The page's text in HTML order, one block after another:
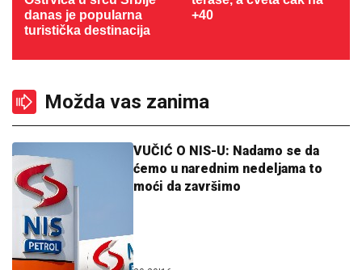
danas je popularna
turistička destinacija
+40
Možda vas zanima
VUČIĆ O NIS-U: Nadamo se da
ćemo u narednim nedeljama to
moći da završimo